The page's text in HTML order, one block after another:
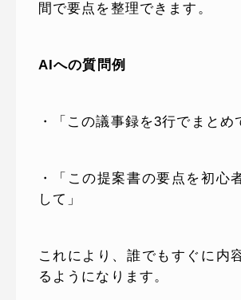
間で要点を整理できます。
AIへの質問例
・「この議事録を3行でまとめ
・「この提案書の要点を初心
して」
これにより、誰でもすぐに内
るようになります。